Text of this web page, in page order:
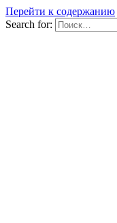
Перейти к содержанию
Search for: